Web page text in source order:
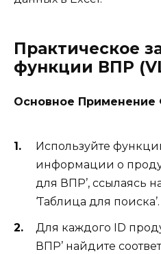
Практическое
функции ВПР
Основное Применение
Используйте
информации о
для ВПР’, ссылаясь
‘Таблица для поиска’.
Для каждого ID
ВПР’ найдите